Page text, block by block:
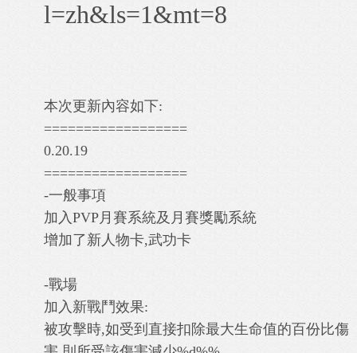
l=zh&ls=1&mt=8
本次更新內容如下:
==================
0.20.19
==================
-一般事項
加入PVP月賽系統及月賽獎勵系統
增加了新人物卡,武功卡
-戰場
加入新戰鬥效果:
被攻擊時,如受到直接扣除最大生命值的百份比傷